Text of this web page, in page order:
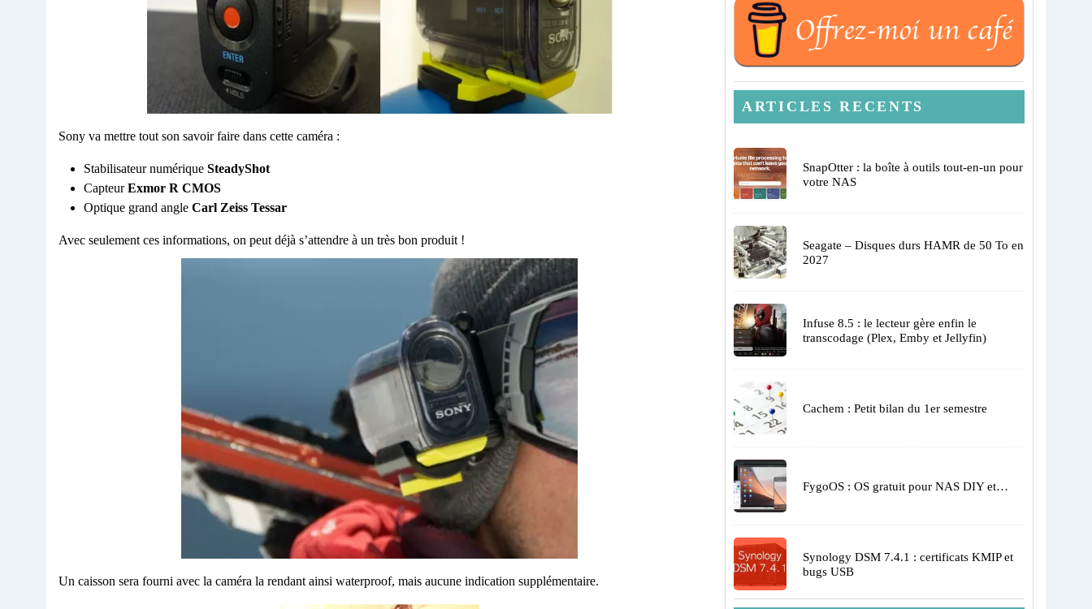
Sony va mettre tout son savoir faire dans cette caméra :
Stabilisateur numérique SteadyShot
CapteurExmor R CMOS
Optique grand angle Carl Zeiss Tessar
Avec seulement ces informations, on peut déjà s’attendre à un très bon produit !
Un caisson sera fourni avec la caméra la rendant ainsi waterproof, mais aucune indication supplémentaire.
ARTICLES RECENTS
SnapOtter : la boîte à outils tout-en-un pour
votre NAS
Seagate – Disques durs HAMR de 50 To en
2027
Infuse 8.5 : le lecteur gère enfin le
transcodage (Plex, Emby et Jellyfin)
Cachem : Petit bilan du 1er semestre
FygoOS : OS gratuit pour NAS DIY et…
Synology DSM 7.4.1 : certificats KMIP et
bugs USB